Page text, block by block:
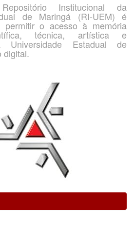
Institucional da
de Maringá (RI-UEM) é
permitir o acesso à memória
técnica, artística e
Universidade Estadual de
digital.